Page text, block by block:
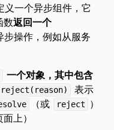
义一个异步组件，它
数返回一个
步操作，例如从服务
一个对象，其中包含
reject(reason)
表示
（或 reject
）
上）